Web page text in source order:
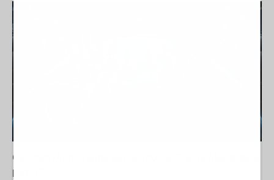
Gli Stati Uniti stanno perdendo “la Guerra Mondiale a
pezzi”?